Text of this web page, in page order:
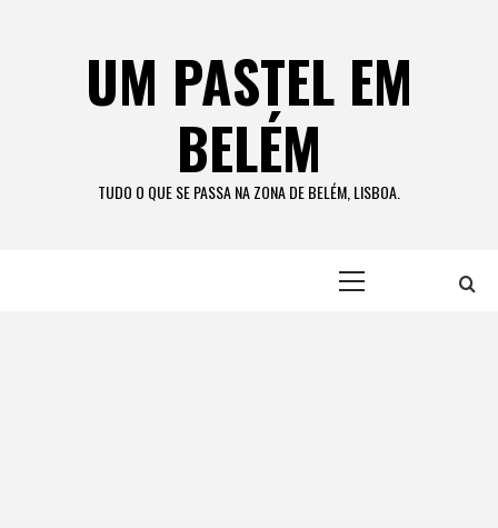
UM PASTEL EM
BELÉM
TUDO O QUE SE PASSA NA ZONA DE BELÉM, LISBOA.